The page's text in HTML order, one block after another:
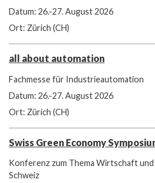
Datum: 26.-27. August 2026
Ort: Zürich (CH)
all about automation
Fachmesse für Industrieautomation
Datum: 26.-27. August 2026
Ort: Zürich (CH)
Swiss Green Economy
Konferenz zum Thema Wirtschaft
Schweiz